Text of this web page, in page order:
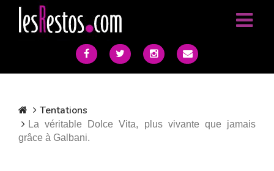
Tentations
La véritable Dolce Vita, plus vivante que jamais
grâce à Galbani.